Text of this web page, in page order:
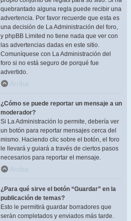
quebrantado alguna regla puede recibir una
advertencia. Por favor recuerde que esta es
una decisión de La Administración del foro,
y phpBB Limited no tiene nada que ver con
las advertencias dadas en este sitio.
Comuníquese con La Administración del
foro si no está seguro de porqué fue
advertido.
Arriba
¿Cómo se puede reportar un mensaje a un
moderador?
Si La Administración lo permite, debería ver
un botón para reportar mensajes cerca del
mismo. Haciendo clic sobre el botón, el foro
le llevará y guiará a través de ciertos pasos
necesarios para reportar el mensaje.
Arriba
¿Para qué sirve el botón “Guardar” en la
publicación de temas?
Esto le permitirá guardar borradores que
serán completados y enviados más tarde.